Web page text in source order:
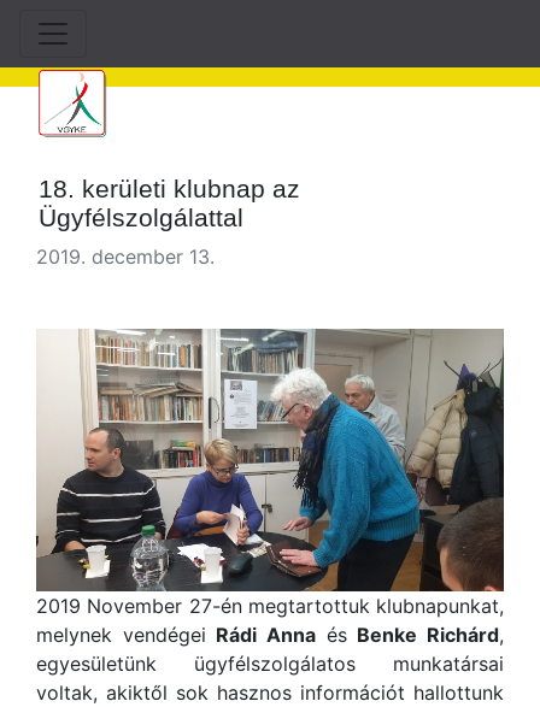
18. kerületi klubnap az
Ügyfélszolgálattal
2019. december 13.
2019 November 27-én megtartottuk klubnapunkat,
melynek vendégei Rádi Anna és Benke Richárd,
egyesületünk ügyfélszolgálatos munkatársai
voltak, akiktől sok hasznos információt hallottunk